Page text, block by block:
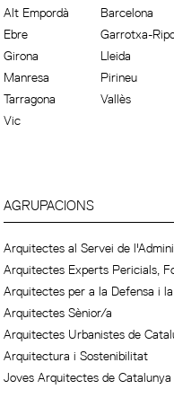
Alt Empordà
Barcelona
Ebre
Garrotxa-
Girona
Lleida
Manresa
Pirineu
Tarragona
Vallès
Vic
AGRUPACIONS
Arquitectes al Servei de
Arquitectes Experts Pericials,
Arquitectes per a la Defensa i
Arquitectes Sènior/a
Arquitectes Urbanistes de
Arquitectura i Sostenibilitat
Joves Arquitectes de Catalunya